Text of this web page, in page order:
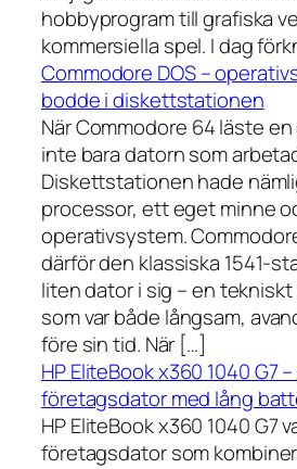
hobbyprogram till grafiska
kommersiella spel. I dag
Commodore DOS –
bodde i diskettstationen
När Commodore 64 läste
inte bara datorn som
Diskettstationen hade
processor, ett eget minne
operativsystem.
därför den klassiska 1541-
liten dator i sig – en
som var både långsam,
före sin tid. När […]
HP EliteBook x360 1040 G7
företagsdator med lång
HP EliteBook x360 1040 G7
företagsdator som